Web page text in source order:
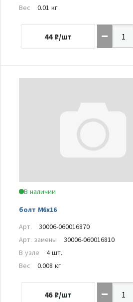
Вес
0.01 кг
44 ₽/шт
В наличии
болт M6x16
Арт.
30006-060016870
Арт. замены
30006-060016810
В узле
4 шт.
Вес
0.008 кг
46 ₽/шт